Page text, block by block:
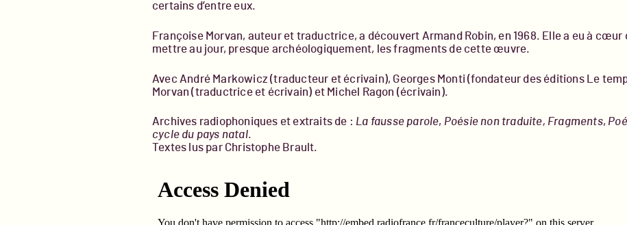
certains d’entre eux.
Françoise Morvan, auteur et traductrice, a découvert Armand Robin, en 1968. Elle a eu à cœur
mettre au jour, presque archéologiquement, les fragments de cette œuvre.
Avec André Markowicz (traducteur et écrivain), Georges Monti (fondateur des éditions Le
Morvan (traductrice et écrivain) et Michel Ragon (écrivain).
Archives radiophoniques et extraits de : La fausse parole, Poésie non traduite, Fragments,
cycle du pays natal.
Textes lus par Christophe Brault.